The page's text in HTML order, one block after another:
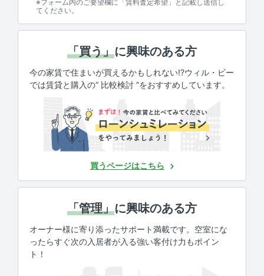
※フォーム内のご要望欄に「賃料査定希望」と記載し送信し
てください。
「買う」に興味のある方
今の家賃で住まいが買えるかもしれない!?ウィル・ビー
では賃貸と購入の“ 比較検討 ”をおすすめしています。
買うページはこちら
「管理」に興味のある方
オーナー様に寄り添ったサポート満載です。空室にな
ったらすぐ次の入居者が入る強い客付け力もポイン
ト！